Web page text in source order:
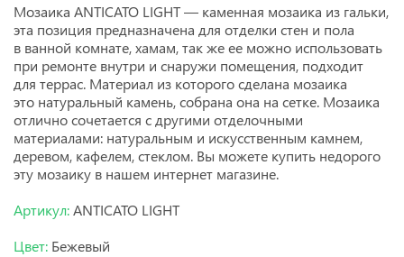
Мозаика ANTICATO LIGHT — каменная мозаика из гальки,
эта позиция предназначена для отделки стен и пола
в ванной комнате, хамам, так же ее можно использовать
при ремонте внутри и снаружи помещения, подходит
для террас. Материал из которого сделана мозаика
это натуральный камень, собрана она на сетке. Мозаика
отлично сочетается с другими отделочными
материалами: натуральным и искусственным камнем,
деревом, кафелем, стеклом. Вы можете купить недорого
эту мозаику в нашем интернет магазине.
Артикул:ANTICATO LIGHT
Цвет: Бежевый